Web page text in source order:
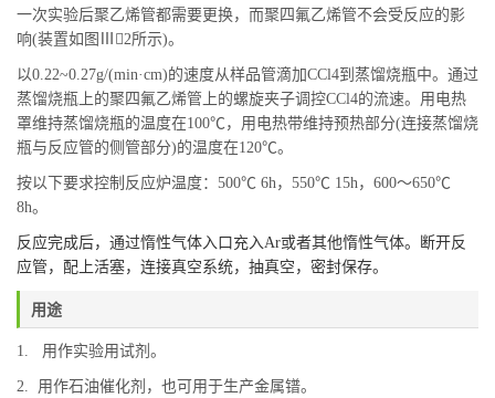
一次实验后聚乙烯管都需要更换，而聚四氟乙烯管不会受反应的影
响(装置如图Ⅲ2所示)。
以0.22~0.27g/(min·cm)的速度从样品管滴加CCl4到蒸馏烧瓶中。通过
蒸馏烧瓶上的聚四氟乙烯管上的螺旋夹子调控CCl4的流速。用电热
罩维持蒸馏烧瓶的温度在100℃，用电热带维持预热部分(连接蒸馏烧
瓶与反应管的侧管部分)的温度在120℃。
按以下要求控制反应炉温度：500℃ 6h，550℃ 15h，600～650℃
8h。
反应完成后，通过惰性气体入口充入Ar或者其他惰性气体。断开反
应管，配上活塞，连接真空系统，抽真空，密封保存。
用途
1. 用作实验用试剂。
2. 用作石油催化剂，也可用于生产金属镨。